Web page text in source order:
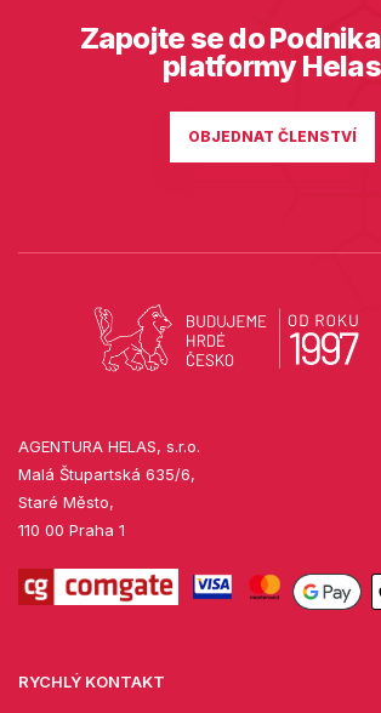
Zapojte se do
platformy Helas
OBJEDNAT ČLENSTVÍ
AGENTURA HELAS, s.r.o.
Malá Štupartská 635/6,
Staré Město,
110 00 Praha 1
RYCHLÝ KONTAKT